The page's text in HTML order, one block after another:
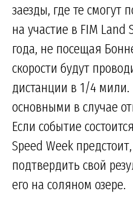
заезды, где те смогут
на участие в FIM Land
года, не посещая
скорости будут
дистанции в 1/4 мили.
основными в случае
Если событие
Speed Week
подтвердить свой
его на соляном озере.